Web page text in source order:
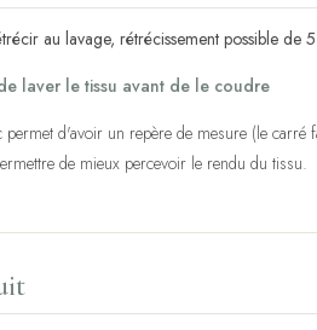
au lavage, rétrécissement possible de
laver le tissu avant de le coudre
permet d'avoir un repère de mesure (le
de mieux percevoir le rendu du tissu.